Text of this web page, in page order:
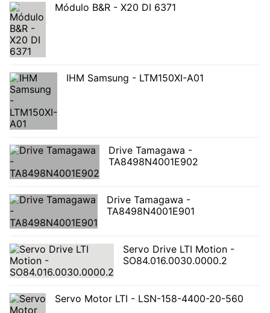
Módulo B&R - X20 DI 6371
IHM Samsung - LTM150XI-A01
Drive Tamagawa -
TA8498N4001E902
Drive Tamagawa -
TA8498N4001E901
Servo Drive LTI Motion -
SO84.016.0030.0000.2
Servo Motor LTI - LSN-158-4400-20-560